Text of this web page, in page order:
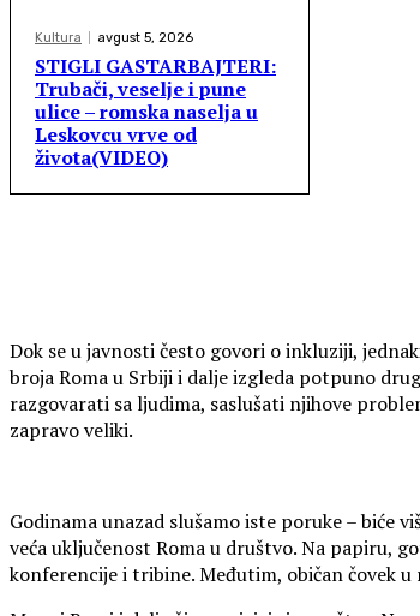
Kultura avgust 5, 2026
STIGLI GASTARBAJTERI:
Trubači, veselje i pune
ulice – romska naselja u
Leskovcu vrve od
života(VIDEO)
Dok se u javnosti često govori o inkluziji,
broja Roma u Srbiji i dalje izgleda potpuno
razgovarati sa ljudima, saslušati njihove
zapravo veliki.
Godinama unazad slušamo iste poruke – biće
veća uključenost Roma u društvo. Na papiru,
konferencije i tribine. Međutim, običan čovek